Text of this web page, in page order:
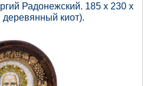
Радонежский. 185 х 230 х
киот).